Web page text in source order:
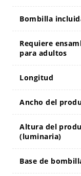
Bombilla
Requiere
para adultos
Longitud
Ancho del
Altura del
(luminaria)
Base de